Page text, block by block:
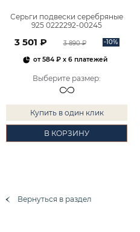
Серьги подвески серебряные
925 0222292-00245
3 501 ₽ 3 890 ₽ -10%
от584 ₽ x 6 платежей
Выберите размер:
Купить в один клик
В КОРЗИНУ
Вернуться в раздел